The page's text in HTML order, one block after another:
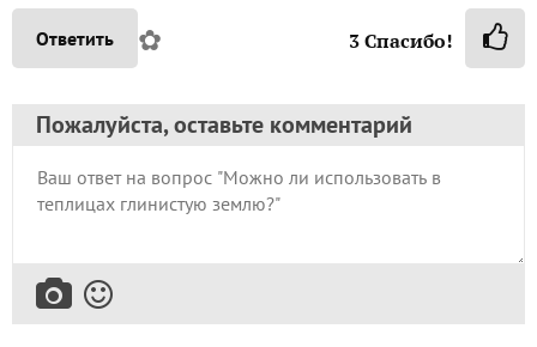
Ответить ✿ 3Спасибо!
Пожалуйста, оставьте комментарий